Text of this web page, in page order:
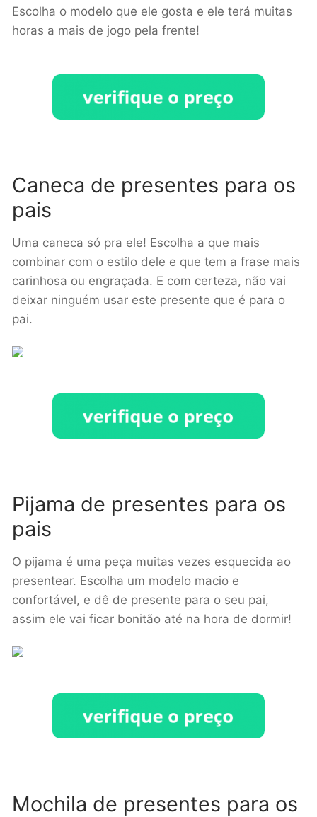
Escolha o modelo que ele gosta e ele terá muitas
horas a mais de jogo pela frente!
Caneca de presentes para os
pais
Uma caneca só pra ele! Escolha a que mais
combinar com o estilo dele e que tem a frase mais
carinhosa ou engraçada. E com certeza, não vai
deixar ninguém usar este presente que é para o
pai.
Pijama de presentes para os
pais
O pijama é uma peça muitas vezes esquecida ao
presentear. Escolha um modelo macio e
confortável, e dê de presente para o seu pai,
assim ele vai ficar bonitão até na hora de dormir!
Mochila de presentes para os